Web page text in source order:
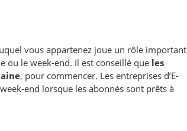
vous appartenez joue un rôle important
ou le week-end. Il est conseillé que les
, pour commencer. Les entreprises d’E-
end lorsque les abonnés sont prêts à